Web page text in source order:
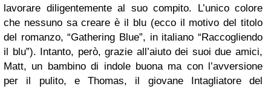
lavorare diligentemente al suo compito. L’unico colore
che nessuno sa creare è il blu (ecco il motivo del titolo
del romanzo, “Gathering Blue”, in italiano “Raccogliendo
il blu”). Intanto, però, grazie all’aiuto dei suoi due amici,
Matt, un bambino di indole buona ma con l’avversione
per il pulito, e Thomas, il giovane Intagliatore del